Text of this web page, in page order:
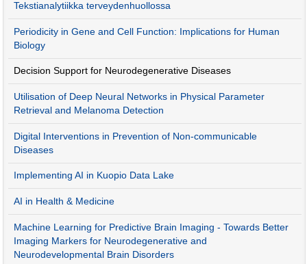
Tekstianalytiikka terveydenhuollossa
Periodicity in Gene and Cell Function: Implications for Human
Biology
Decision Support for Neurodegenerative Diseases
Utilisation of Deep Neural Networks in Physical Parameter
Retrieval and Melanoma Detection
Digital Interventions in Prevention of Non-communicable
Diseases
Implementing AI in Kuopio Data Lake
AI in Health & Medicine
Machine Learning for Predictive Brain Imaging - Towards Better
Imaging Markers for Neurodegenerative and
Neurodevelopmental Brain Disorders